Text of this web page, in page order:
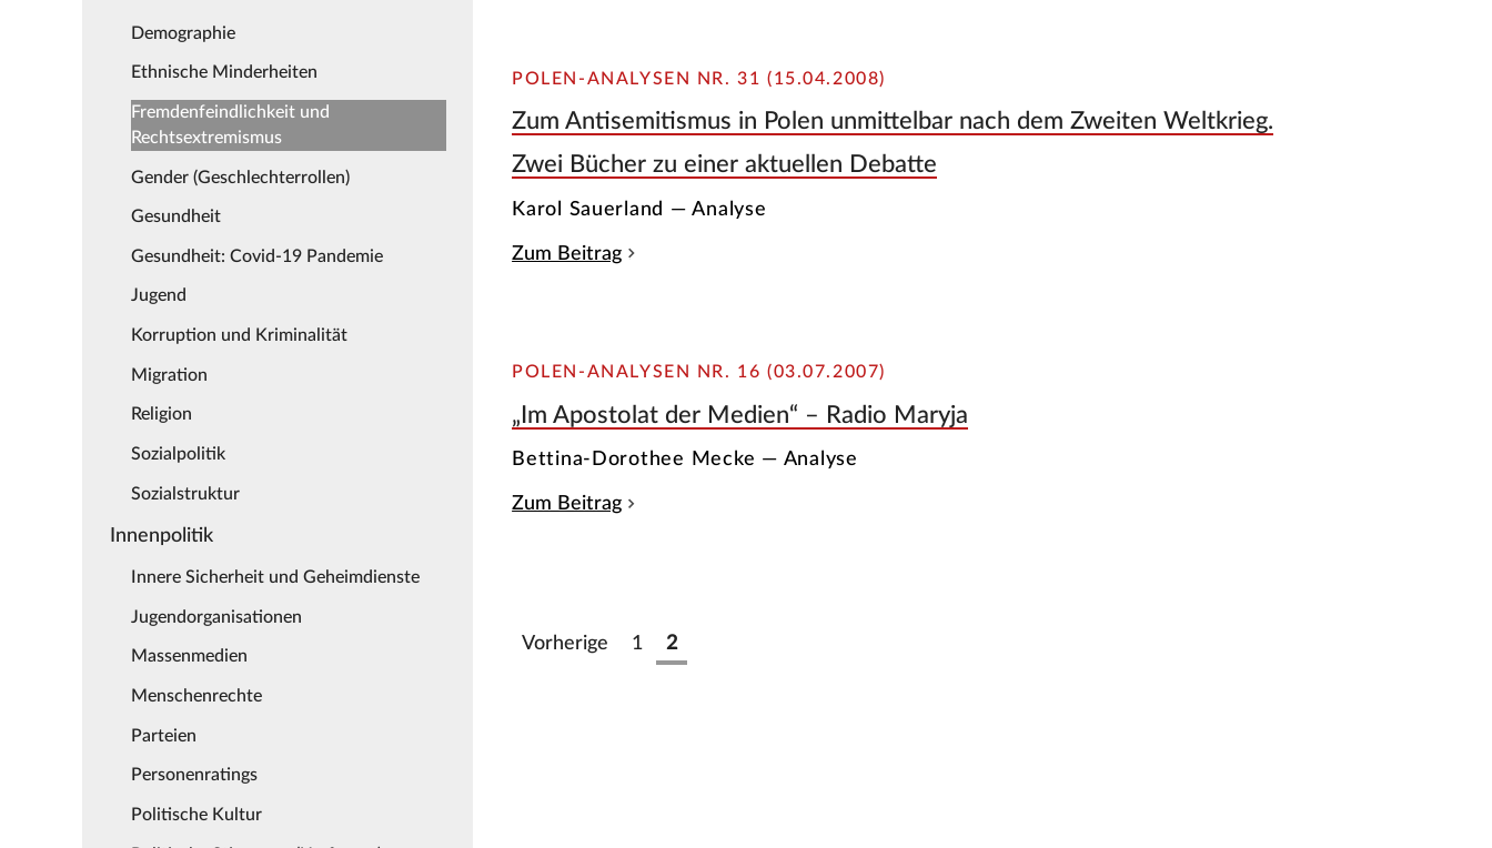
Demographie
Ethnische Minderheiten
Fremdenfeindlichkeit und
Rechtsextremismus
Gender (Geschlechterrollen)
Gesundheit
Gesundheit: Covid-19 Pandemie
Jugend
Korruption und Kriminalität
Migration
Religion
Sozialpolitik
Sozialstruktur
Innenpolitik
Innere Sicherheit und Geheimdienste
Jugendorganisationen
Massenmedien
Menschenrechte
Parteien
Personenratings
Politische Kultur
POLEN-ANALYSEN NR. 31 (15.04.2008)
Zum Antisemitismus in Polen unmittelbar nach dem Zweiten Weltkrieg.
Zwei Bücher zu einer aktuellen Debatte
Karol Sauerland — Analyse
Zum Beitrag
POLEN-ANALYSEN NR. 16 (03.07.2007)
„Im Apostolat der Medien“ – Radio Maryja
Bettina-Dorothee Mecke — Analyse
Zum Beitrag
Vorherige 1 2